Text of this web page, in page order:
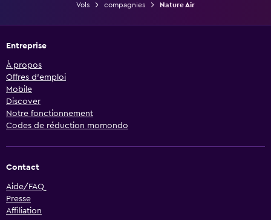
Vols compagnies Nature Air
Entreprise
À propos
Offres d’emploi
Mobile
Discover
Notre fonctionnement
Codes de réduction momondo
Contact
Aide/FAQ
Presse
Affiliation